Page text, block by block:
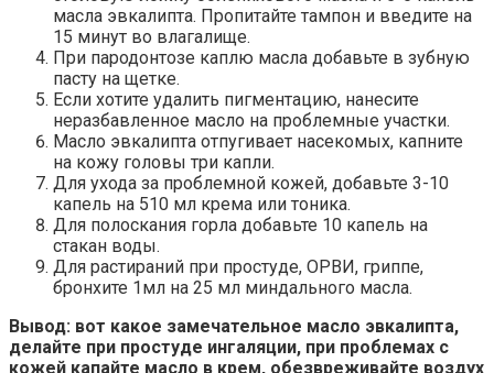
масла эвкалипта. Пропитайте тампон и введите на
15 минут во влагалище.
При пародонтозе каплю масла добавьте в зубную
пасту на щетке.
Если хотите удалить пигментацию, нанесите
неразбавленное масло на проблемные участки.
Масло эвкалипта отпугивает насекомых, капните
на кожу головы три капли.
Для ухода за проблемной кожей, добавьте 3-10
капель на 510 мл крема или тоника.
Для полоскания горла добавьте 10 капель на
стакан воды.
Для растираний при простуде, ОРВИ, гриппе,
бронхите 1мл на 25 мл миндального масла.
Вывод: вот какое замечательное масло эвкалипта,
делайте при простуде ингаляции, при проблемах с
кожей капайте масло в крем, обезвреживайте воздух